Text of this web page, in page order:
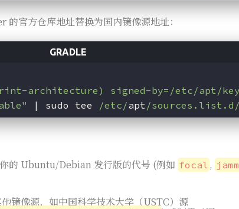
的官方仓库地址替换为国内镜像源地址：
architecture) signed-by=/etc/apt/
| sudo tee /etc/apt /sources.list.d/
的 Ubuntu/Debian 发行版的代号 (例如 focal ,
镜像源，如中国科学技术大学（USTC）源